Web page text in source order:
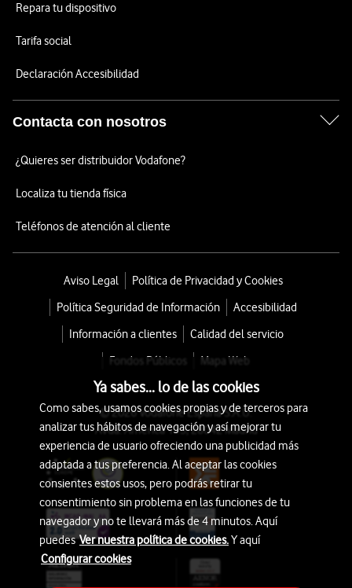
Repara tu dispositivo
Tarifa social
Declaración Accesibilidad
Contacta con nosotros
¿Quieres ser distribuidor Vodafone?
Localiza tu tienda física
Teléfonos de atención al cliente
Aviso Legal
Política de Privacidad y Cookies
Política Seguridad de Información
Accesibilidad
Información a clientes
Calidad del servicio
Fondos Públicos
Mapa Web
© 2026 Vodafone España S.A.U.
Avda. América 115, 28042 Madrid
Ya sabes... lo de las cookies
Como sabes, usamos cookies propias y de terceros para
analizar tus hábitos de navegación y así mejorar tu
experiencia de usuario ofreciendo una publicidad más
adaptada a tus preferencia. Al aceptar las cookies
consientes estos usos, pero podrás retirar tu
consentimiento sin problema en las funciones de tu
navegador y no te llevará más de 4 minutos. Aquí
puedesVer nuestra política de cookies.Y aquí
Configurar cookies